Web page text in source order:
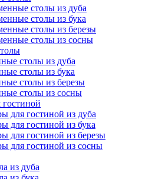
столы из дуба
столы из бука
столы из березы
столы из сосны
столы из дуба
столы из бука
столы из березы
столы из сосны
для гостиной из дуба
для гостиной из бука
для гостиной из березы
для гостиной из сосны
из дуба